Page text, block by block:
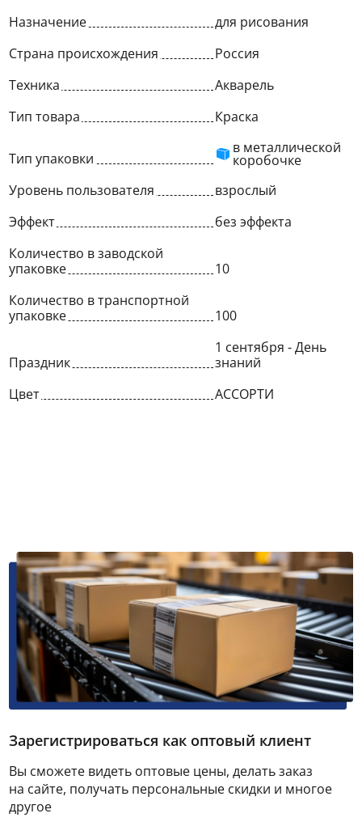
Назначение
для рисования
Страна происхождения
Россия
Техника
Акварель
Тип товара
Краска
Тип упаковки
в металлической
коробочке
Уровень пользователя
взрослый
Эффект
без эффекта
Количество в заводской
упаковке
10
Количество в транспортной
упаковке
100
Праздник
1 сентября - День
знаний
Цвет
АССОРТИ
Зарегистрироваться как оптовый клиент
Вы сможете видеть оптовые цены, делать заказ
на сайте, получать персональные скидки и многое
другое